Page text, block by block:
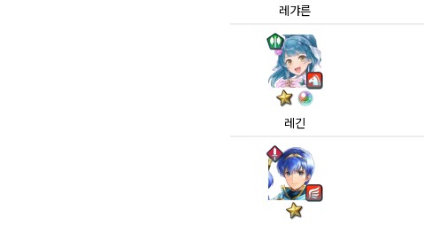
레갸른
레긴